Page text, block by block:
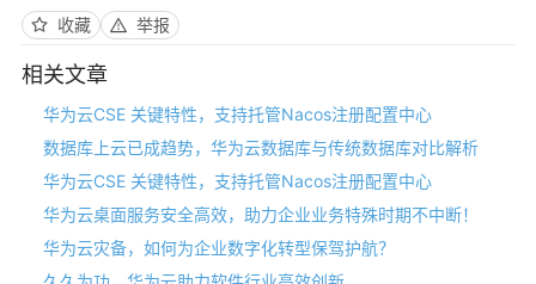
收藏 举报
相关文章
华为云CSE 关键特性，支持托管Nacos注册配置中心
数据库上云已成趋势，华为云数据库与传统数据库对比解析
华为云CSE 关键特性，支持托管Nacos注册配置中心
华为云桌面服务安全高效，助力企业业务特殊时期不中断！
华为云灾备，如何为企业数字化转型保驾护航？